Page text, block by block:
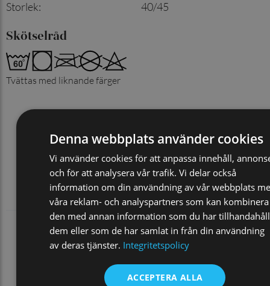
Storlek: 40/45
Skötselråd
Tvättas med liknande färger
Denna webbplats använder cookies
Vi använder cookies för att anpassa innehåll,
och för att analysera vår trafik. Vi delar också
information om din användning av vår webbplats
våra reklam- och analyspartners som kan kombinera
den med annan information som du har
dem eller som de har samlat in från din användning
av deras tjänster. Integritetspolicy
ACCEPTERA ALLA